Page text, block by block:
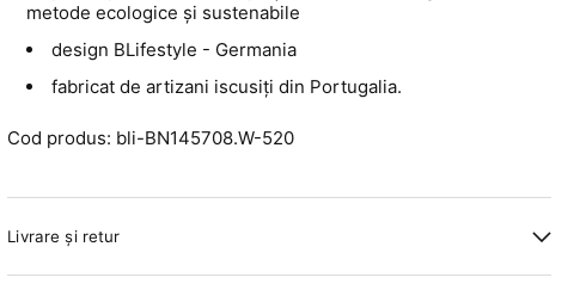
metode ecologice și sustenabile
design BLifestyle - Germania
fabricat de artizani iscusiți din Portugalia.
Cod produs: bli-BN145708.W-520
Livrare și retur